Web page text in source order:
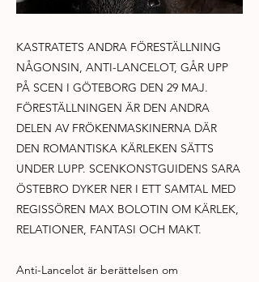
KASTRATETS ANDRA FÖRESTÄLLNING
NÅGONSIN, ANTI-LANCELOT, GÅR UPP
PÅ SCEN I GÖTEBORG DEN 29 MAJ.
FÖRESTÄLLNINGEN ÄR DEN ANDRA
DELEN AV FRÖKENMASKINERNA DÄR
DEN ROMANTISKA KÄRLEKEN SÄTTS
UNDER LUPP. SCENKONSTGUIDENS SARA
ÖSTEBRO DYKER NER I ETT SAMTAL MED
REGISSÖREN MAX BOLOTIN OM KÄRLEK,
RELATIONER, FANTASI OCH MAKT.
Anti-Lancelot är berättelsen om